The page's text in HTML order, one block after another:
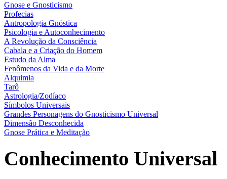
Gnose e Gnosticismo
Profecias
Antropologia Gnóstica
Psicologia e Autoconhecimento
A Revolução da Consciência
Cabala e a Criação do Homem
Estudo da Alma
Fenômenos da Vida e da Morte
Alquimia
Tarô
Astrologia/Zodíaco
Símbolos Universais
Grandes Personagens do Gnosticismo Universal
Dimensão Desconhecida
Gnose Prática e Meditação
Conhecimento Universal